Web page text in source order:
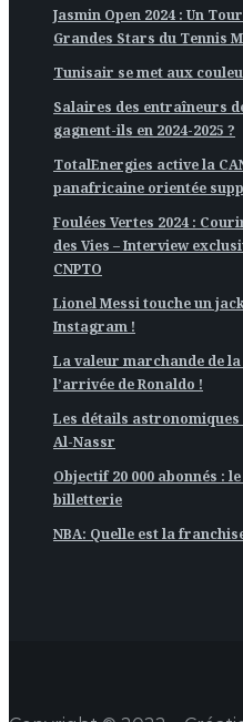
Jasmin Open 2024 : Un
Grandes Stars du Tennis
Tunisair se met aux
Salaires des entraîneurs
gagnent-ils en 2024-2025 ?
TotalEnergies active la
panafricaine orientée
Foulées Vertes 2024 :
des Vies – Interview
CNPTO
Lionel Messi touche un
Instagram !
La valeur marchande de
l’arrivée de Ronaldo !
Les détails
Al-Nassr
Objectif 20 000 abonnés :
billetterie
NBA: Quelle est la